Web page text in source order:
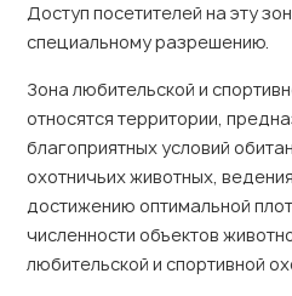
Доступ посетителей на эту
специальному разрешению.
Зона любительской и
относятся территории,
благоприятных условий
охотничьих животных,
достижению оптимальной
численности объектов
любительской и спортивной